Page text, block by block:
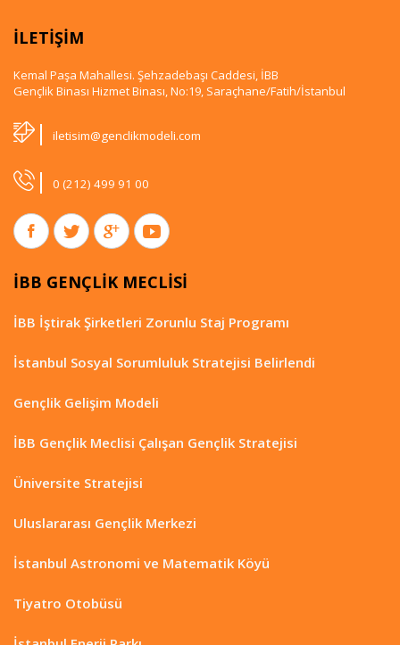
İLETİŞİM
Kemal Paşa Mahallesi. Şehzadebaşı Caddesi, İBB
Gençlik Binası Hizmet Binası, No:19, Saraçhane/Fatih/İstanbul
| iletisim@genclikmodeli.com
| 0 (212) 499 91 00
İBB GENÇLİK MECLİSİ
İBB İştirak Şirketleri Zorunlu Staj Programı
İstanbul Sosyal Sorumluluk Stratejisi Belirlendi
Gençlik Gelişim Modeli
İBB Gençlik Meclisi Çalışan Gençlik Stratejisi
Üniversite Stratejisi
Uluslararası Gençlik Merkezi
İstanbul Astronomi ve Matematik Köyü
Tiyatro Otobüsü